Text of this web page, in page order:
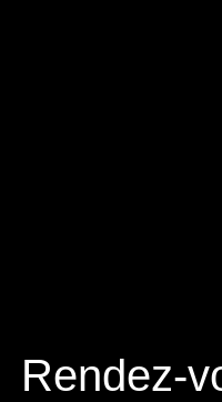
Rendez-